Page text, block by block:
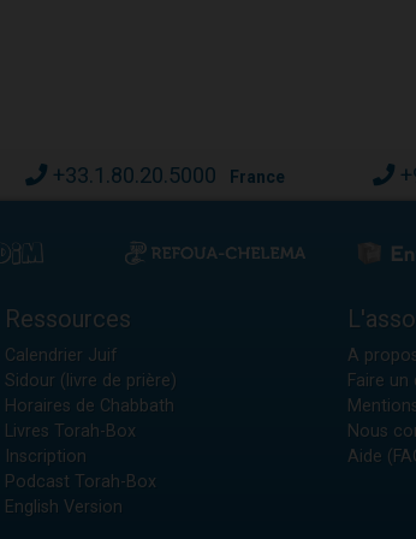
+33.1.80.20.5000 France
Ressources
Calendrier Juif
Sidour (livre de prière)
Horaires de Chabbath
Livres Torah-Box
Inscription
Podcast Torah-Box
English Version
A
Faire un
Nous
Aide